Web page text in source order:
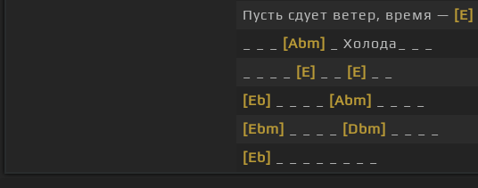
Пусть сдует ветер, время — [E]
[Abm]
_ Холода_ _ _
[E] [E]
[Eb]
[Abm]
[Ebm]
[Dbm]
[Eb]